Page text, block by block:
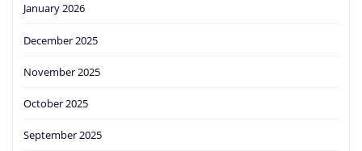
January 2026
December 2025
November 2025
October 2025
September 2025